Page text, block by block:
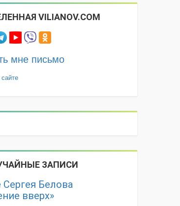
VILIANOV.COM
мне письмо
ЗАПИСИ
Сергея Белова
вверх»